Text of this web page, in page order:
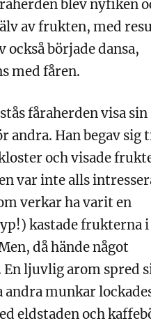
blev nyfiken
av frukten, med
också började dansa,
med fåren.
fåraherden visa sin
andra. Han begav sig
och visade
var inte alls
verkar ha varit en
kastade frukterna i
då hände något
ljuvlig arom spred
andra munkar
eldstaden och